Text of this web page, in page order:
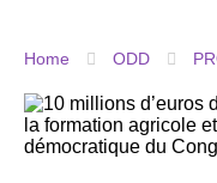
Home ODD